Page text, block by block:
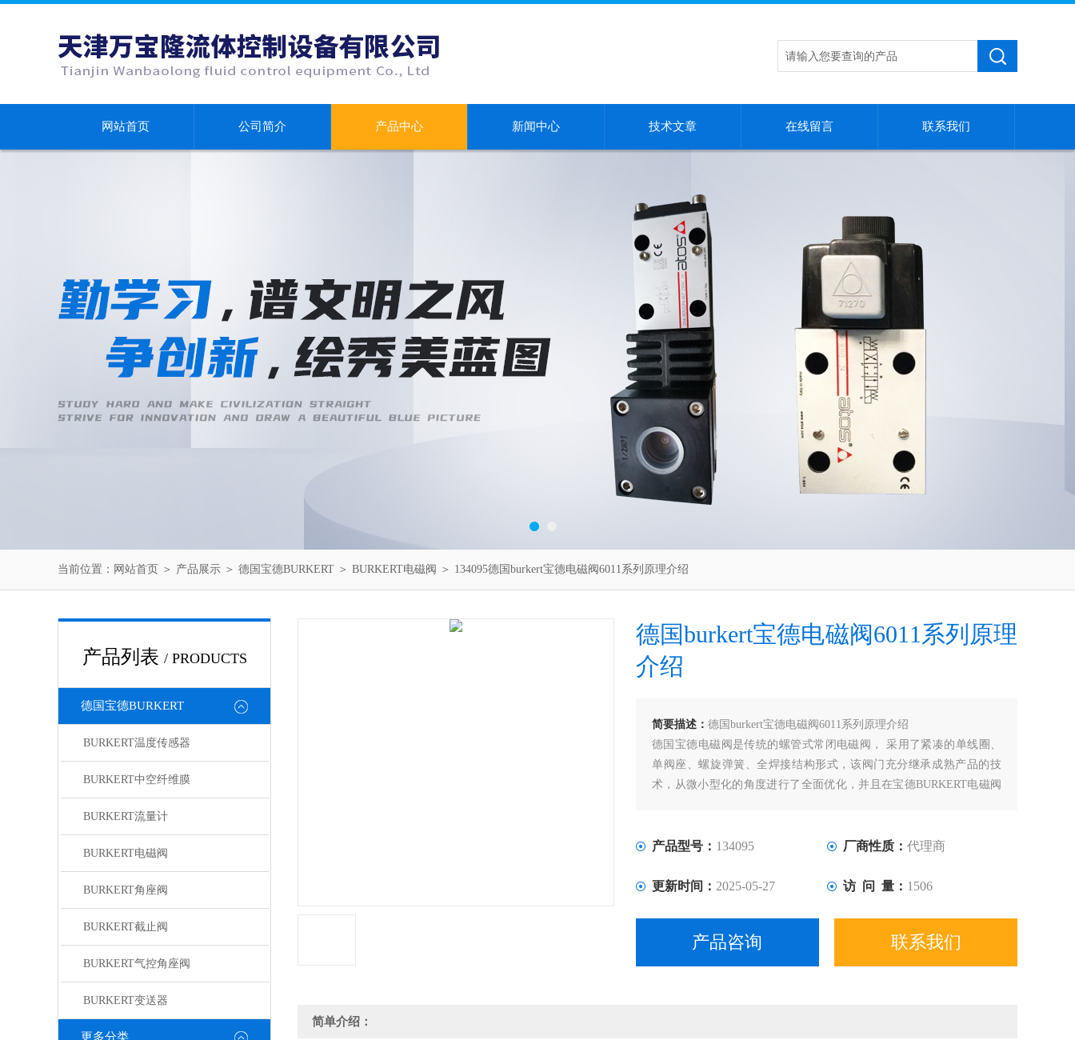
网站首页 公司简介 产品中心 新闻中心 技术文章 在线留言 联系我们
当前位置： 网站首页 ＞ 产品展示 ＞ 德国宝德BURKERT ＞ BURKERT电磁阀 ＞ 134095德国burkert宝德电磁阀6011系列原理介绍
产品列表 / PRODUCTS
德国宝德BURKERT
BURKERT温度传感器
BURKERT中空纤维膜
BURKERT流量计
BURKERT电磁阀
BURKERT角座阀
BURKERT截止阀
BURKERT气控角座阀
BURKERT变送器
更多分类
德国burkert宝德电磁阀6011系列原理
介绍
简要描述： 德国burkert宝德电磁阀6011系列原理介绍
德国宝德电磁阀是传统的螺管式常闭电磁阀， 采用了紧凑的单线圈、
单阀座、螺旋弹簧、全焊接结构形式，该阀门充分继承成熟产品的技
术，从微小型化的角度进行了全面优化，并且在宝德BURKERT电磁阀
产品型号： 134095 厂商性质： 代理商
更新时间： 2025-05-27 访 问 量： 1506
产品咨询 联系我们
简单介绍：